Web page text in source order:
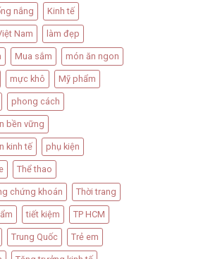
nắng Kinh tế
Nam làm đẹp
Mua sắm món ăn ngon
mực khô Mỹ phẩm
phong cách
bền vững
kinh tế phụ kiện
Thể thao
chứng khoán Thời trang
tiết kiệm TP HCM
Trung Quốc Trẻ em